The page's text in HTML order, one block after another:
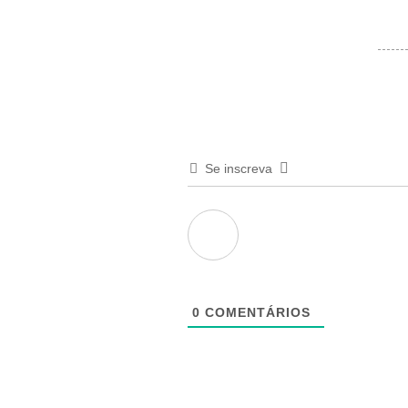
Se inscreva
0 COMENTÁRIOS